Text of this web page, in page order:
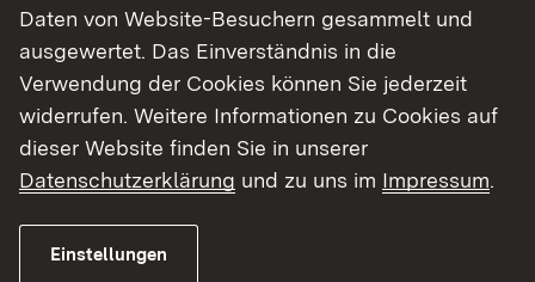
Das Objekt
Lage
Daten von Website-Besuchern gesammelt und
ausgewertet. Das Einverständnis in die
Verwendung der Cookies können Sie jederzeit
widerrufen. Weitere Informationen zu Cookies auf
dieser Website finden Sie in unserer
Datenschutzerklärung und zu uns im Impressum.
Einstellungen